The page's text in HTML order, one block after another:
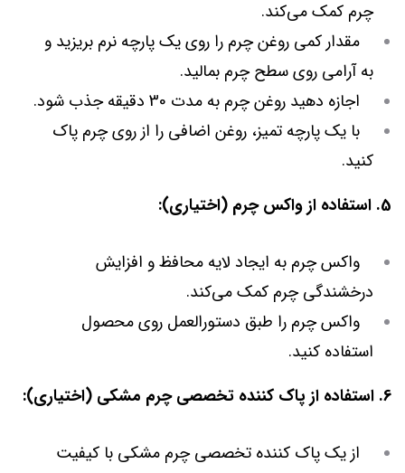
چرم کمک می‌کند.
مقدار کمی روغن چرم را روی یک پارچه نرم بریزید و
به آرامی روی سطح چرم بمالید.
اجازه دهید روغن چرم به مدت 30 دقیقه جذب شود.
با یک پارچه تمیز، روغن اضافی را از روی چرم پاک
کنید.
5. استفاده از واکس چرم (اختیاری):
واکس چرم به ایجاد لایه محافظ و افزایش
درخشندگی چرم کمک می‌کند.
واکس چرم را طبق دستورالعمل روی محصول
استفاده کنید.
6. استفاده از پاک کننده تخصصی چرم مشکی (اختیاری):
از یک پاک کننده تخصصی چرم مشکی با کیفیت